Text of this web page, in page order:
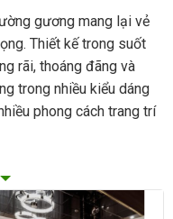
gương mang lại vẻ
Thiết kế trong suốt
rãi, thoáng đãng và
trong nhiều kiểu dáng
phong cách trang trí
tối đa ánh sáng tự
giúp không gian trở